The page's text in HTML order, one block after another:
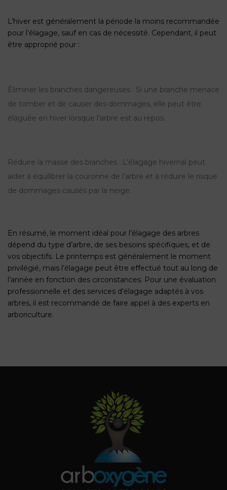
L’hiver est généralement la période la moins recommandée
pour l’élagage, sauf en cas de nécessité. Cependant, il peut
être approprié pour :
Éliminer les branches dangereuses : Si une branche menace
de tomber et de causer des dommages, elle peut être
élaguée en hiver lorsque l’arbre est au repos.
Réduire la masse des branches : L’élagage hivernal peut
aider à équilibrer la couronne de l’arbre et à réduire le risque
de dommages causés par la neige.
En résumé, le moment idéal pour l’élagage des arbres
dépend du type d’arbre, de ses besoins spécifiques, et de
vos objectifs. Le printemps est généralement le moment
privilégié, mais l’élagage peut être effectué tout au long de
l’année en fonction des circonstances. Pour une évaluation
professionnelle et des services d’élagage adaptés à vos
arbres, il est recommandé de faire appel à des experts en
arboriculture.